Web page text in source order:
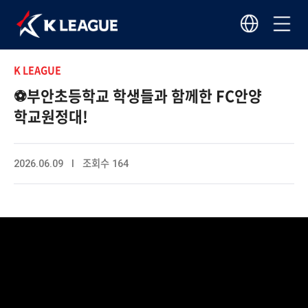
K LEAGUE
⚽부안초등학교 학생들과 함께한 FC안양
학교원정대!
2026.06.09 I 조회수 164